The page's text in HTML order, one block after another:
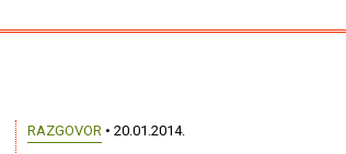
RAZGOVOR • 20.01.2014.